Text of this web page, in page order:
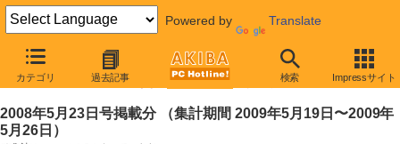
Powered by Translate
カテゴリ 過去記事 検索 Impressサイト
【 2009年5月30日号 】
AKIBA PC Hotline!週間アクセスランキング
2008年5月23日号掲載分 （集計期間 2009年5月19日〜2009年
5月26日）